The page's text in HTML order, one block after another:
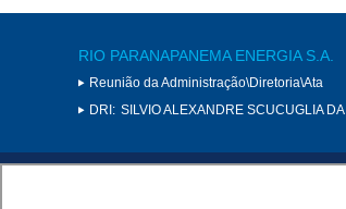
RIO PARANAPANEMA ENERGIA S.A.
Reunião da Administração\Diretoria\Ata
DRI: SILVIO ALEXANDRE SCUCUGLIA DA